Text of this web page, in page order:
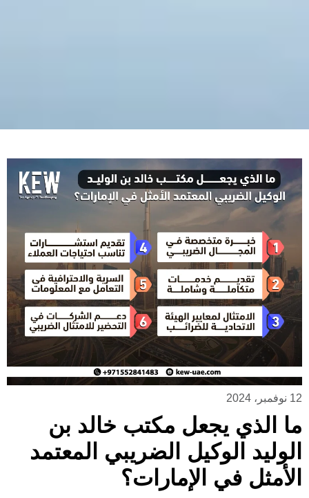
12 نوفمبر، 2024
ما الذي يجعل مكتب خالد بن
الوليد الوكيل الضريبي المعتمد
الأمثل في الإمارات؟